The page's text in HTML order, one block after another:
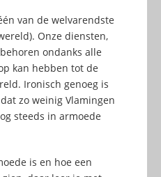
van de welvarendste
Onze diensten,
ondanks alle
kan hebben tot de
Ironisch genoeg is
zo weinig Vlamingen
steeds in armoede
is en hoe een